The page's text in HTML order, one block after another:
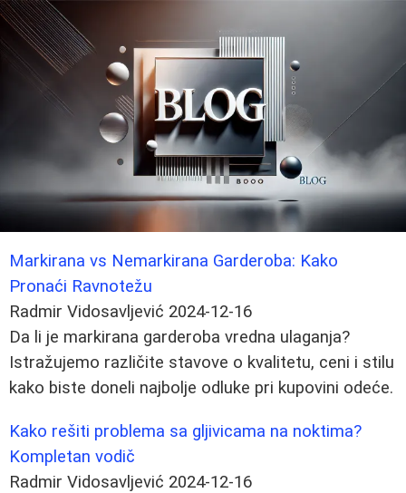
Markirana vs Nemarkirana Garderoba: Kako
Pronaći Ravnotežu
Radmir Vidosavljević 2024-12-16
Da li je markirana garderoba vredna ulaganja?
Istražujemo različite stavove o kvalitetu, ceni i stilu
kako biste doneli najbolje odluke pri kupovini odeće.
Kako rešiti problema sa gljivicama na noktima?
Kompletan vodič
Radmir Vidosavljević 2024-12-16